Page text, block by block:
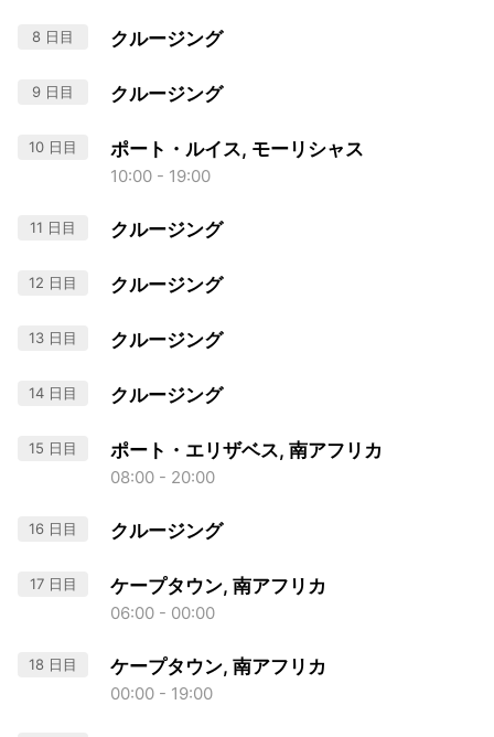
8 日目 クルージング
9 日目 クルージング
10 日目 ポート・ルイス, モーリシャス
10:00 - 19:00
11 日目 クルージング
12 日目 クルージング
13 日目 クルージング
14 日目 クルージング
15 日目 ポート・エリザベス, 南アフリカ
08:00 - 20:00
16 日目 クルージング
17 日目 ケープタウン, 南アフリカ
06:00 - 00:00
18 日目 ケープタウン, 南アフリカ
00:00 - 19:00